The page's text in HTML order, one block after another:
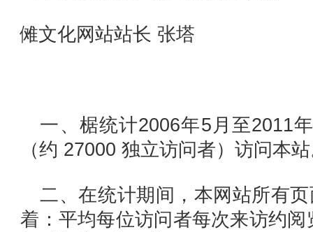
傩文化网站站长 张塔
一、椐统计2006年5月至2011
（约 27000 独立访问者）访问本
二、在统计期间，本网站所有
着：平均每位访问者每次来访约